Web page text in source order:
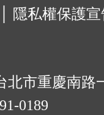
隱私權保護
北市重慶南路
0189